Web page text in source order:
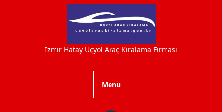
İzmir Hatay Üçyol Araç Kiralama Firması
Menu